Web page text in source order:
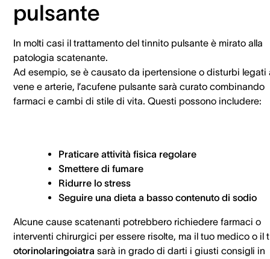
pulsante
In molti casi il trattamento del tinnito pulsante è mirato alla
patologia scatenante.
Ad esempio, se è causato da ipertensione o disturbi legati
vene e arterie, l’acufene pulsante sarà curato combinando
farmaci e cambi di stile di vita. Questi possono includere:
Praticare attività fisica regolare
Smettere di fumare
Ridurre lo stress
Seguire una dieta a basso contenuto di sodio
Alcune cause scatenanti potrebbero richiedere farmaci o
interventi chirurgici per essere risolte, ma il tuo medico o il
otorinolaringoiatra sarà in grado di darti i giusti consigli in